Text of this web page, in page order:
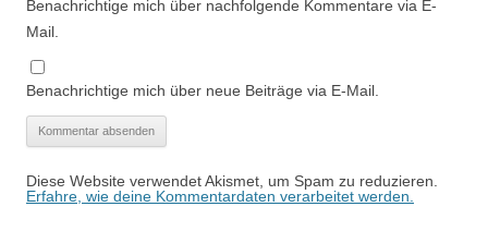
Benachrichtige mich über nachfolgende Kommentare via E-
Mail.
Benachrichtige mich über neue Beiträge via E-Mail.
Diese Website verwendet Akismet, um Spam zu reduzieren.
Erfahre, wie deine Kommentardaten verarbeitet werden.